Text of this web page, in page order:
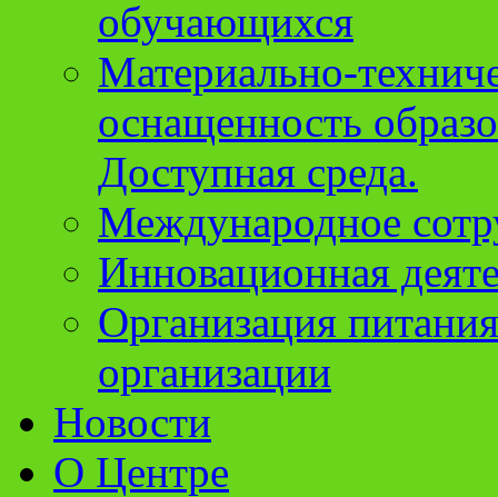
обучающихся
Материально-
оснащенность
Доступная среда.
Международное
Инновационная
Организация
организации
Новости
О Центре